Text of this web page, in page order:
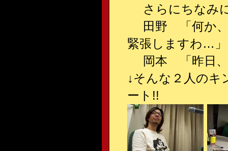
さらにちなみ
田野 「何か、
緊張しますわ…」
岡本 「昨日、
↓そんな２人のキ
ート!!